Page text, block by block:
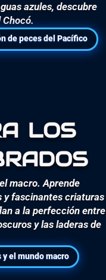
azules, descubre
de peces del Pacífico
los
macro. Aprende
y fascinantes criaturas
a la perfección entre
y las laderas de
el mundo macro